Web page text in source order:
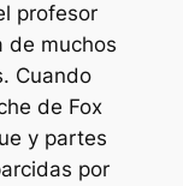
profesor
de muchos
Cuando
de Fox
y partes
por